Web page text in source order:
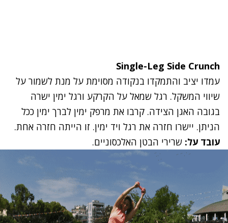
Single-Leg Side Crunch
עמדו יציב והתמקדו בנקודה מסוימת על מנת לשמור על
שיווי המשקל. רגל שמאל על הקרקע ורגל ימין ישרה
בגובה האגן הצידה. קרבו את מרפק ימין לברך ימין ככל
הניתן. יישרו חזרה את רגל ויד ימין. זו הייתה חזרה אחת.
עובד על: שרירי הבטן האלכסוניים.